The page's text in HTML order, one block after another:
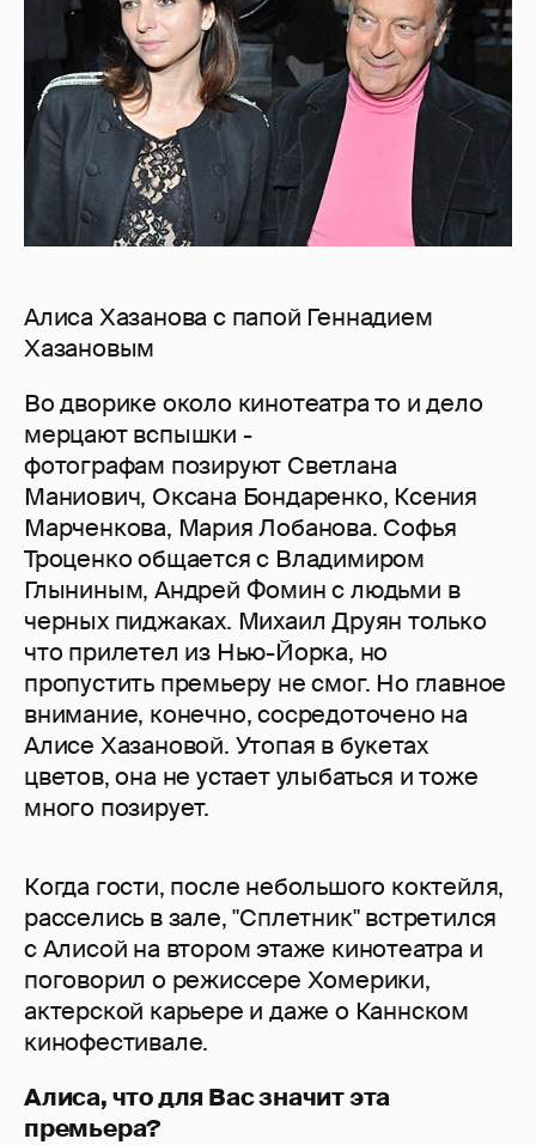
Алиса Хазанова с папой Геннадием
Хазановым
Во дворике около кинотеатра то и дело
мерцают вспышки -
фотографам позируют Светлана
Маниович, Оксана Бондаренко, Ксения
Марченкова, Мария Лобанова. Софья
Троценко общается с Владимиром
Глыниным, Андрей Фомин с людьми в
черных пиджаках. Михаил Друян только
что прилетел из Нью-Йорка, но
пропустить премьеру не смог. Но главное
внимание, конечно, сосредоточено на
Алисе Хазановой. Утопая в букетах
цветов, она не устает улыбаться и тоже
много позирует.
Когда гости, после небольшого коктейля,
расселись в зале, "Сплетник" встретился
с Алисой на втором этаже кинотеатра и
поговорил о режиссере Хомерики,
актерской карьере и даже о Каннском
кинофестивале.
Алиса, что для Вас значит эта
премьера?